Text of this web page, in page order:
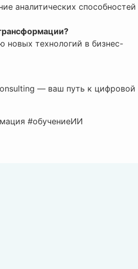
аналитических способностей
новых технологий в бизнес-
— ваш путь к цифровой
#обучениеИИ